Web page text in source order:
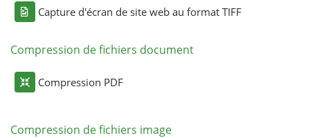
Capture d'écran de site web au format TIFF
Compression de fichiers document
Compression PDF
Compression de fichiers image